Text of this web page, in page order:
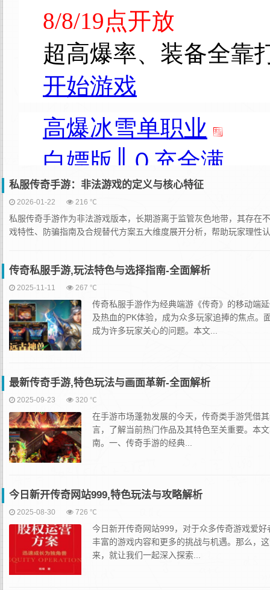
私服传奇手游：非法游戏的定义与核心特征
2026-01-22 216 ℃
私服传奇手游作为非法游戏版本，长期游离于监管灰色地带，其存在
戏特性、防骗指南及合规替代方案五大维度展开分析，帮助玩家理性
传奇私服手游,玩法特色与选择指南-全面解析
2025-11-11 267 ℃
传奇私服手游作为经典端游《传奇》的移动端
及热血的PK体验，成为众多玩家追捧的焦点。
成为许多玩家关心的问题。本文...
最新传奇手游,特色玩法与画面革新-全面解析
2025-09-23 320 ℃
在手游市场蓬勃发展的今天，传奇类手游凭借
言，了解当前热门作品及其特色至关重要。本
南。一、传奇手游的经典...
今日新开传奇网站999,特色玩法与攻略解析
2025-08-30 726 ℃
今日新开传奇网站999，对于众多传奇游戏爱
丰富的游戏内容和更多的挑战与机遇。那么，
来，就让我们一起深入探索...